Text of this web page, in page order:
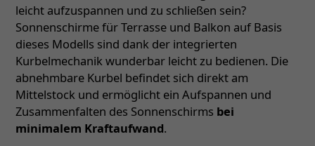
leicht aufzuspannen und zu schließen sein?
Sonnenschirme für Terrasse und Balkon auf Basis
dieses Modells sind dank der integrierten
Kurbelmechanik wunderbar leicht zu bedienen. Die
abnehmbare Kurbel befindet sich direkt am
Mittelstock und ermöglicht ein Aufspannen und
Zusammenfalten des Sonnenschirms bei
minimalem Kraftaufwand.